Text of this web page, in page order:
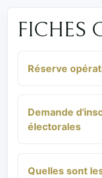
FICHES
Réserve
Demande
électorales
Quelles sont